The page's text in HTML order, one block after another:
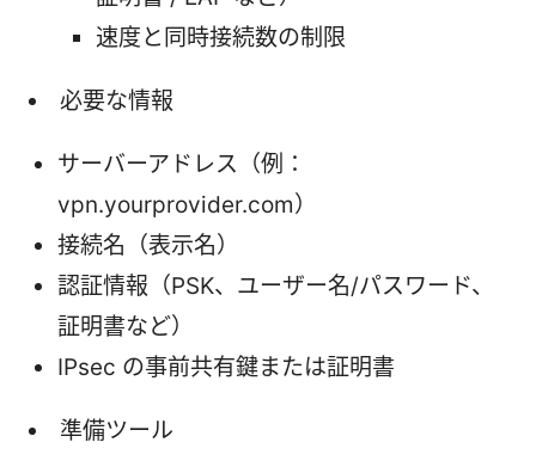
速度と同時接続数の制限
必要な情報
サーバーアドレス（例：
vpn.yourprovider.com）
接続名（表示名）
認証情報（PSK、ユーザー名/パスワード、
証明書など）
IPsec の事前共有鍵または証明書
準備ツール